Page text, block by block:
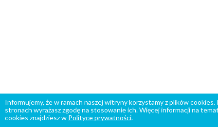
Informujemy, że w ramach naszej witryny korzystamy z plików cookies.
stronach wyrażasz zgodę na stosowanie ich. Więcej informacji na
cookies znajdziesz w Polityce prywatności.